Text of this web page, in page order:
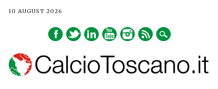
10 AUGUST 2026